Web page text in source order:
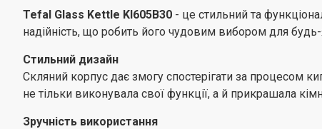
Tefal Glass Kettle KI605B30 - це стильний та
надійність, що робить його чудовим вибором для будь-
Стильний дизайн
Скляний корпус дає змогу спостерігати за процесом
не тільки виконувала свої функції, а й прикрашала
Зручність використання